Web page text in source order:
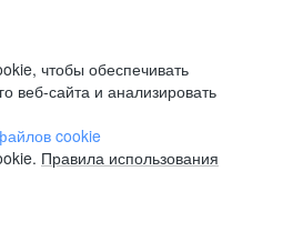
чтобы обеспечивать
веб-сайта и анализировать
cookie
Правила использования